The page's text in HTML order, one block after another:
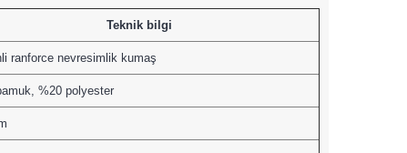
Teknik bilgi
ranforce nevresimlik kumaş
%20 polyester